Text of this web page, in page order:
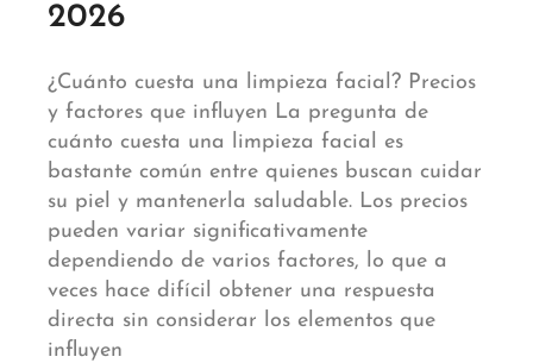
2026
¿Cuánto cuesta una limpieza facial? Precios
y factores que influyen La pregunta de
cuánto cuesta una limpieza facial es
bastante común entre quienes buscan cuidar
su piel y mantenerla saludable. Los precios
pueden variar significativamente
dependiendo de varios factores, lo que a
veces hace difícil obtener una respuesta
directa sin considerar los elementos que
influyen